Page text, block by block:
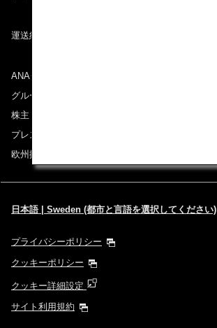
運送約款
ANAグループについて
グループ企業一覧
株主・投資家情報
プレスリリース
欧州採用情報
日本語 | Sweden (都市と言語を選択してください)
プライバシーポリシー
クッキーポリシー
クッキー詳細設定
サイト利用規約